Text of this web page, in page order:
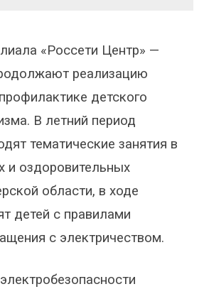
«Россети Центр» —
реализацию
детского
В летний период
тематические занятия в
и оздоровительных
области, в ходе
детей с правилами
с электричеством.